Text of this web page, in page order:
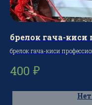
брелок гача-
брелок гача-киси
400 ₽